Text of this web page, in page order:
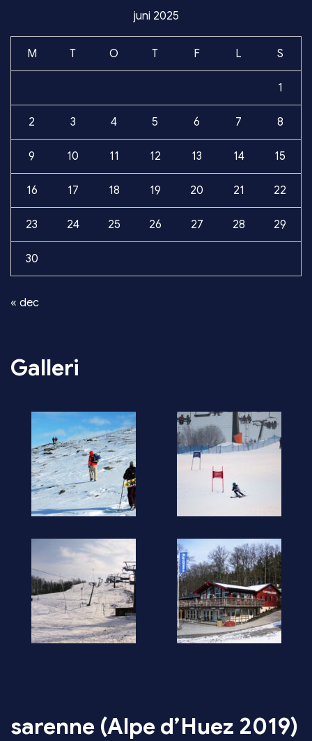
juni 2025
M T O T F L S
1
2 3 4 5 6 7 8
9 10 11 12 13 14 15
16 17 18 19 20 21 22
23 24 25 26 27 28 29
30
« dec
Galleri
sarenne (Alpe d’Huez 2019)